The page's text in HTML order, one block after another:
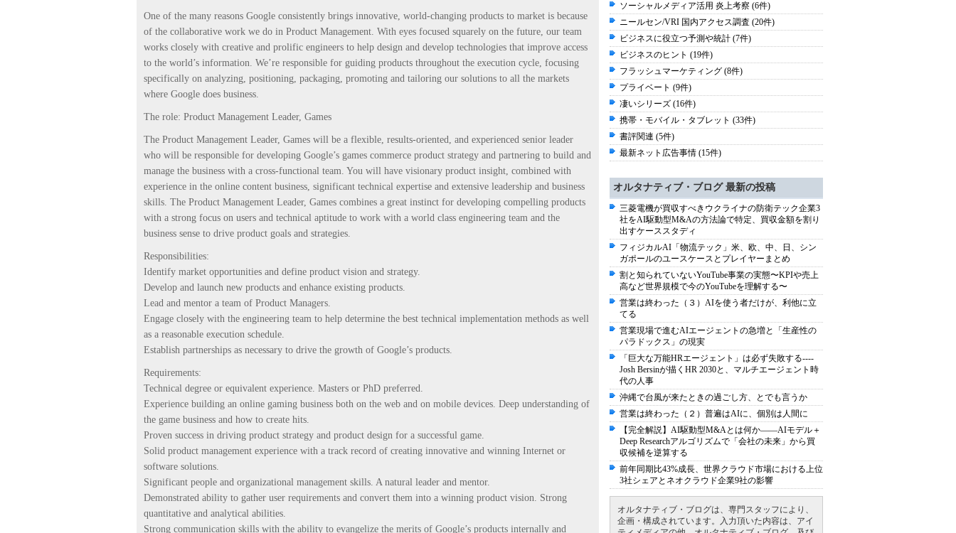
One of the many reasons Google consistently brings innovative, world-changing products to market is because
of the collaborative work we do in Product Management. With eyes focused squarely on the future, our team
works closely with creative and prolific engineers to help design and develop technologies that improve access
to the world’s information. We’re responsible for guiding products throughout the execution cycle, focusing
specifically on analyzing, positioning, packaging, promoting and tailoring our solutions to all the markets
where Google does business.
The role: Product Management Leader, Games
The Product Management Leader, Games will be a flexible, results-oriented, and experienced senior leader
who will be responsible for developing Google’s games commerce product strategy and partnering to build and
manage the business with a cross-functional team. You will have visionary product insight, combined with
experience in the online content business, significant technical expertise and extensive leadership and business
skills. The Product Management Leader, Games combines a great instinct for developing compelling products
with a strong focus on users and technical aptitude to work with a world class engineering team and the
business sense to drive product goals and strategies.
Responsibilities:
Identify market opportunities and define product vision and strategy.
Develop and launch new products and enhance existing products.
Lead and mentor a team of Product Managers.
Engage closely with the engineering team to help determine the best technical implementation methods as well
as a reasonable execution schedule.
Establish partnerships as necessary to drive the growth of Google’s products.
Requirements:
Technical degree or equivalent experience. Masters or PhD preferred.
Experience building an online gaming business both on the web and on mobile devices. Deep understanding of
the game business and how to create hits.
Proven success in driving product strategy and product design for a successful game.
Solid product management experience with a track record of creating innovative and winning Internet or
software solutions.
Significant people and organizational management skills. A natural leader and mentor.
Demonstrated ability to gather user requirements and convert them into a winning product vision. Strong
quantitative and analytical abilities.
Strong communication skills with the ability to evangelize the merits of Google’s products internally and
ソーシャルメディア活用 炎上考察 (6件)
ニールセン/VRI 国内アクセス調査 (20件)
ビジネスに役立つ予測や統計 (7件)
ビジネスのヒント (19件)
フラッシュマーケティング (8件)
プライベート (9件)
凄いシリーズ (16件)
携帯・モバイル・タブレット (33件)
書評関連 (5件)
最新ネット広告事情 (15件)
オルタナティブ・ブログ 最新の投稿
三菱電機が買収すべきウクライナの防衛テック企業3
社をAI駆動型M&Aの方法論で特定、買収金額を割り
出すケーススタディ
フィジカルAI「物流テック」米、欧、中、日、シン
ガポールのユースケースとプレイヤーまとめ
割と知られていないYouTube事業の実態〜KPIや売上
高など世界規模で今のYouTubeを理解する〜
営業は終わった（３）AIを使う者だけが、利他に立
てる
営業現場で進むAIエージェントの急増と「生産性の
パラドックス」の現実
「巨大な万能HRエージェント」は必ず失敗する----
Josh Bersinが描くHR 2030と、マルチエージェント時
代の人事
沖縄で台風が来たときの過ごし方、とでも言うか
営業は終わった（２）普遍はAIに、個別は人間に
【完全解説】AI駆動型M&Aとは何か――AIモデル＋
Deep Researchアルゴリズムで「会社の未来」から買
収候補を逆算する
前年同期比43%成長、世界クラウド市場における上位
3社シェアとネオクラウド企業9社の影響
オルタナティブ・ブログは、専門スタッフにより、
企画・構成されています。入力頂いた内容は、アイ